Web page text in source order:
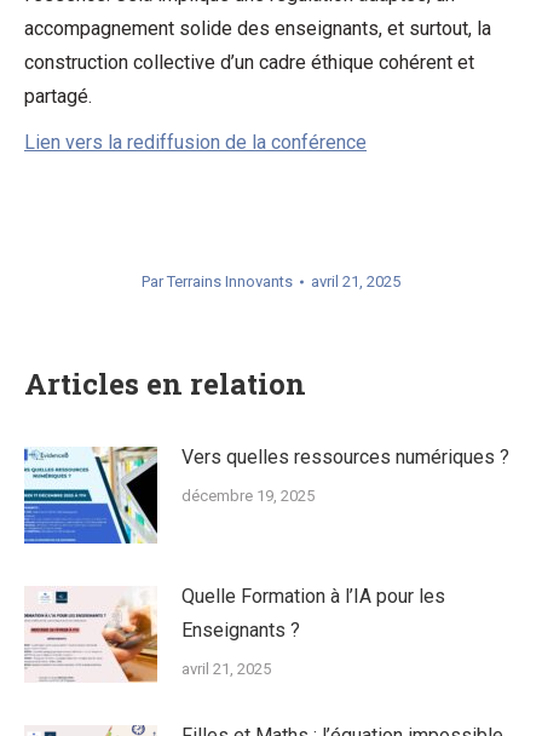
accompagnement solide des enseignants, et surtout, la
construction collective d’un cadre éthique cohérent et
partagé.
Lien vers la rediffusion de la conférence
ParTerrains Innovants avril 21, 2025
Articles en relation
Vers quelles ressources numériques ?
décembre 19, 2025
Quelle Formation à l’IA pour les
Enseignants ?
avril 21, 2025